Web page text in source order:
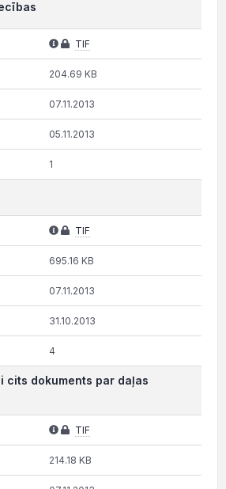
TIF
204.69 KB
07.11.2013
05.11.2013
1
TIF
695.16 KB
07.11.2013
31.10.2013
4
cits dokuments par daļas
TIF
214.18 KB